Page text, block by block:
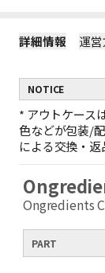
詳細情報 運
NOTICE
* アウトケース
色などが包装/
による交換・返
Ongredients
PART